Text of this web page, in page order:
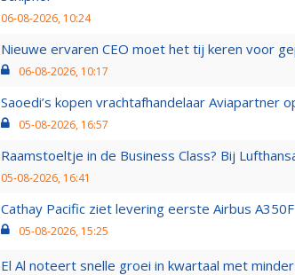
06-08-2026, 10:24
Nieuwe ervaren CEO moet het tij keren voor
06-08-2026, 10:17
Saoedi’s kopen vrachtafhandelaar Aviapartner
05-08-2026, 16:57
Raamstoeltje in de Business Class? Bij
05-08-2026, 16:41
Cathay Pacific ziet levering eerste Airbus
05-08-2026, 15:25
El Al noteert snelle groei in kwartaal met